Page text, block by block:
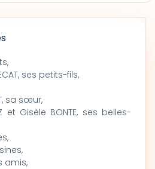
ses petits-fils,
sa sœur,
et Gisèle BONTE, ses belles-
amis,